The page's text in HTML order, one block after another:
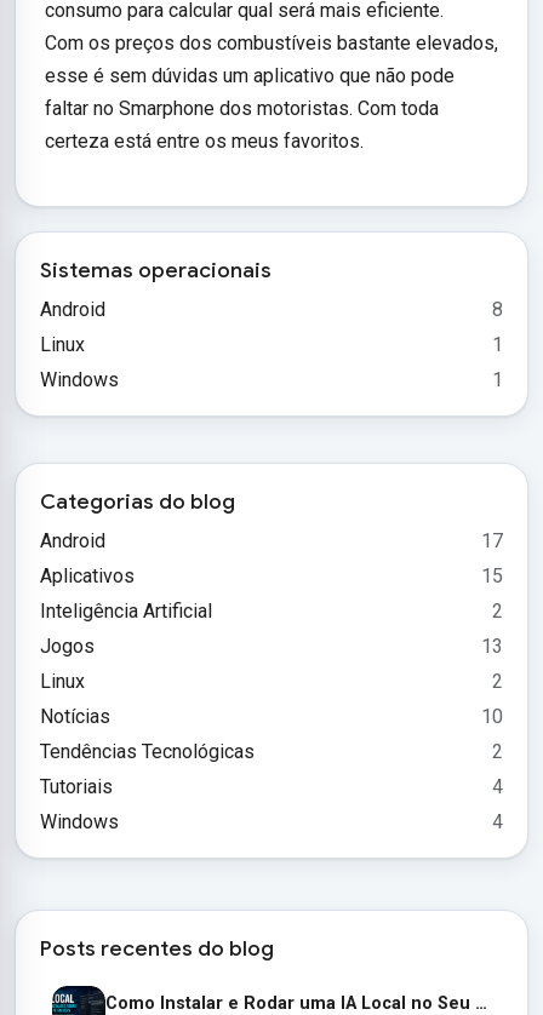
Sistemas operacionais
Android
8
Linux
1
Windows
1
Categorias do blog
Android
17
Aplicativos
15
Inteligência Artificial
2
Jogos
13
Linux
2
Notícias
10
Tendências Tecnológicas
2
Tutoriais
4
Windows
4
consumo para calcular qual será mais eficiente.
Com os preços dos combustíveis bastante elevados,
esse é sem dúvidas um aplicativo que não pode
faltar no Smarphone dos motoristas. Com toda
certeza está entre os meus favoritos.
Posts recentes do blog
Como Instalar e Rodar uma IA Local no Seu PC em 2026 (Guia Completo para Iniciantes)